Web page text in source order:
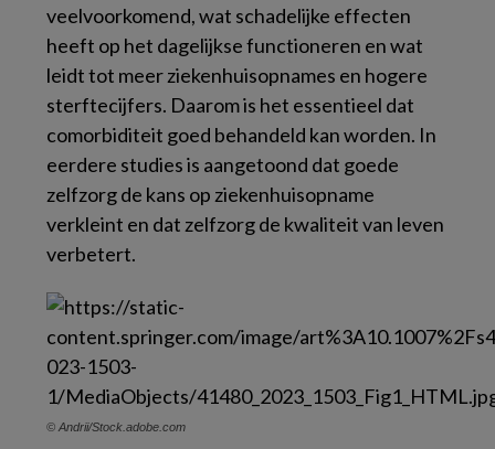
veelvoorkomend, wat schadelijke effecten
heeft op het dagelijkse functioneren en wat
leidt tot meer ziekenhuisopnames en hogere
sterftecijfers. Daarom is het essentieel dat
comorbiditeit goed behandeld kan worden. In
eerdere studies is aangetoond dat goede
zelfzorg de kans op ziekenhuisopname
verkleint en dat zelfzorg de kwaliteit van leven
verbetert.
© Andrii/Stock.adobe.com